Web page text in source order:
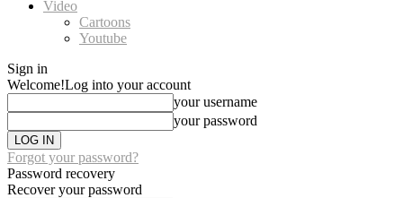
Video
Cartoons
Youtube
Sign in
Welcome!Log into your account
your username
your password
Forgot your password?
Password recovery
Recover your password